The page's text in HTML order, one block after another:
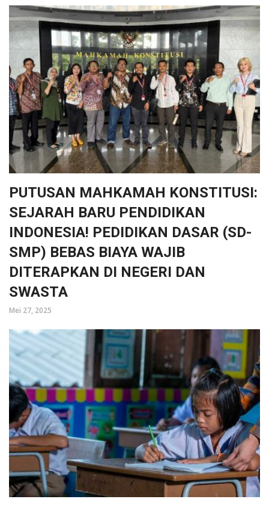
PUTUSAN MAHKAMAH KONSTITUSI:
SEJARAH BARU PENDIDIKAN
INDONESIA! PEDIDIKAN DASAR (SD-
SMP) BEBAS BIAYA WAJIB
DITERAPKAN DI NEGERI DAN
SWASTA
Mei 27, 2025